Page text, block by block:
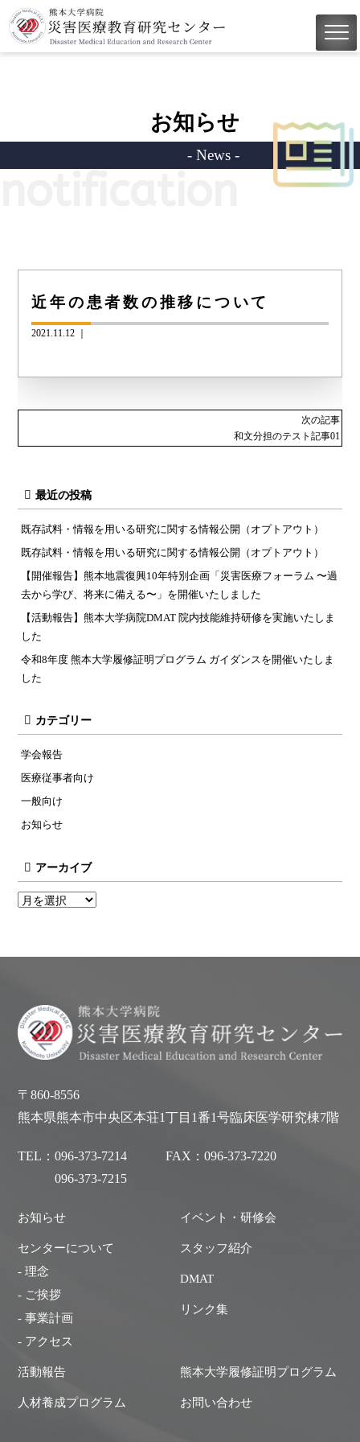
お知らせ
- News -
近年の患者数の推移について
2021.11.12 ｜
次の記事
和文分担のテスト記事01
最近の投稿
既存試料・情報を用いる研究に関する情報公開（オプトアウト）
既存試料・情報を用いる研究に関する情報公開（オプトアウト）
【開催報告】熊本地震復興10年特別企画「災害医療フォーラム 〜過
去から学び、将来に備える〜」を開催いたしました
【活動報告】熊本大学病院DMAT 院内技能維持研修を実施いたしま
した
令和8年度 熊本大学履修証明プログラム ガイダンスを開催いたしま
した
カテゴリー
学会報告
医療従事者向け
一般向け
お知らせ
アーカイブ
〒860-8556
熊本県熊本市中央区本荘1丁目1番1号臨床医学研究棟7階
TEL：096-373-7214
096-373-7215
FAX：096-373-7220
お知らせ
センターについて
- 理念
- ご挨拶
- 事業計画
- アクセス
イベント・研修会
スタッフ紹介
DMAT
リンク集
活動報告 熊本大学履修証明プログラム
人材養成プログラム お問い合わせ